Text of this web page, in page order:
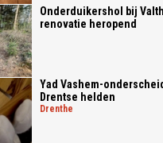
Onderduikershol bij
renovatie heropend
Yad Vashem-
Drentse helden
drenthe